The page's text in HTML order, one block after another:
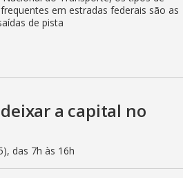
em estradas federais são as
de pista
a capital no
das 7h às 16h